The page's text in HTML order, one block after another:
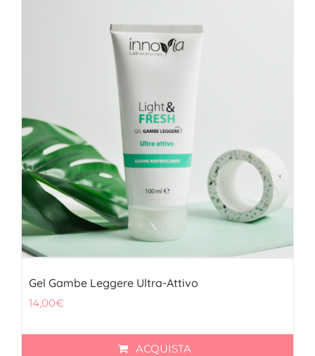
Gel Gambe Leggere Ultra-Attivo
14,00€
ACQUISTA